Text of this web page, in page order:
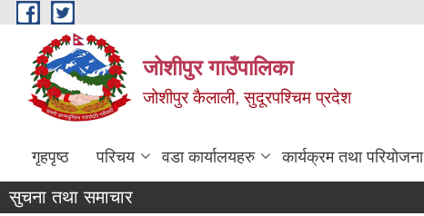
Skip to main content
जोशीपुर गाउँपालिका
जोशीपुर कैलाली, सुदूरपश्चिम प्रदेश
गृहपृष्ठ परिचय वडा कार्यालयहरु कार्यक्रम तथा परियोजना
सुचना तथा समाचार